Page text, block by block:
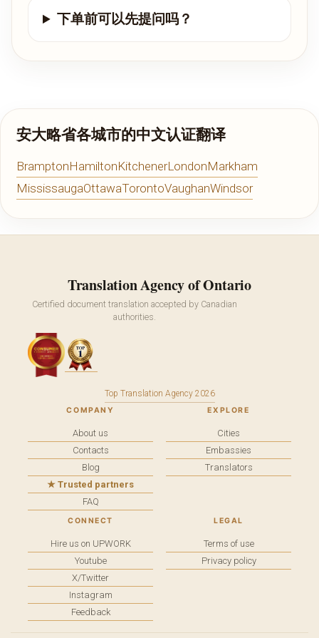
下单前可以先提问吗？
安大略省各城市的中文认证翻译
BramptonHamiltonKitchenerLondonMarkham
MississaugaOttawaTorontoVaughanWindsor
Translation Agency of Ontario
Certified document translation accepted by Canadian
authorities.
Top Translation Agency 2026
COMPANY
About us
Contacts
Blog
★ Trusted partners
FAQ
EXPLORE
Cities
Embassies
Translators
CONNECT
Hire us on UPWORK
Youtube
X/Twitter
Instagram
Feedback
LEGAL
Terms of use
Privacy policy